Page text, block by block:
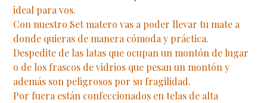
ideal para vos.
Con nuestro Set matero vas a poder llevar tu mate a
donde quieras de manera cómoda y práctica.
Despedite de las latas que ocupan un montón de lugar
o de los frascos de vidrios que pesan un montón y
además son peligrosos por su fragilidad.
Por fuera están confeccionados en telas de alta